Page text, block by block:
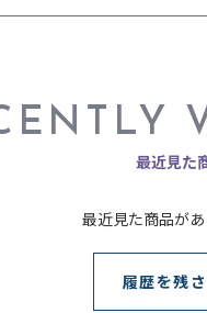
最近見た
最近見た商品があ
履歴を残